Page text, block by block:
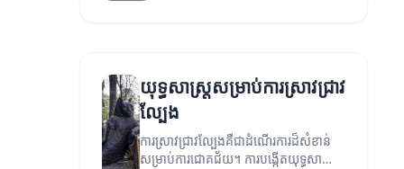
យុទ្ធសាស្ត្រសម្រាប់ការស្រាវជ្រាវ
ល្បែង
ការស្រាវជ្រាវល្បែងគឺជាដំណើរការដ៏សំខាន់
សម្រាប់ការជោគជ័យ។ ការបង្កើតយុទ្ធសាស្ត្រ